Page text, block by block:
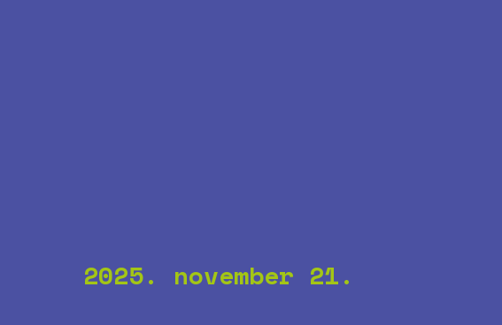
2025. november 21.